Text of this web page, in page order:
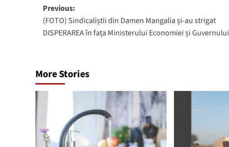
Post
navigation
Previous:
(FOTO) Sindicaliștii din Damen Mangalia și-au strigat
DISPERAREA în fața Ministerului Economiei și Guvernului
More Stories